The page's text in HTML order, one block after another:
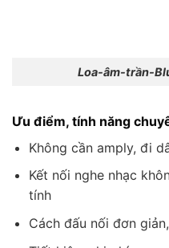
Loa-âm-trần-
Ưu điểm, tính năng
Không cần amply, đi
Kết nối nghe nhạc
tính
Cách đấu nối đơn